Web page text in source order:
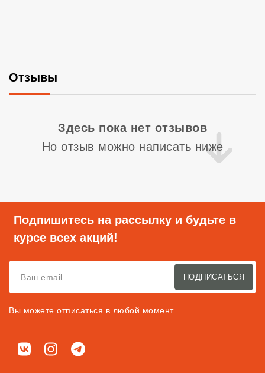
Отзывы
Здесь пока нет отзывов
Но отзыв можно написать ниже
Подпишитесь на рассылку и будьте в
курсе всех акций!
ПОДПИСАТЬСЯ
Вы можете отписаться в любой момент
Мы в соц. сетях
ВКонтактеInstagramTelegram